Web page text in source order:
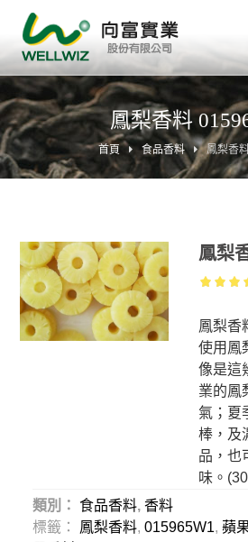
鳳梨香料
首頁 食品香料 鳳梨香
鳳梨
of 5
鳳梨香
使用鳳
像是這
業的鳳
氣；夏
棒，及
品，也
味。(
類別： 食品香料, 香料
標籤： 鳳梨香料, 015965W1, 蘋